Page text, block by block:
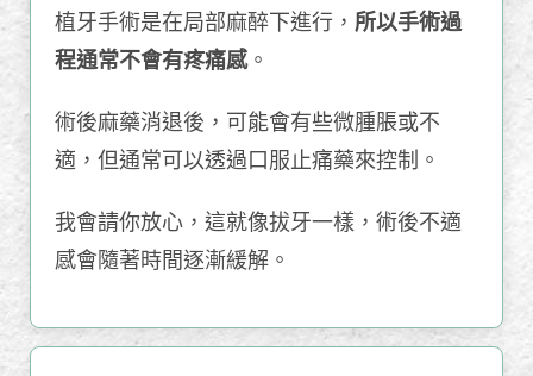
植牙手術是在局部麻醉下進行， 所以手術過
程通常不會有疼痛感。
術後麻藥消退後，可能會有些微腫脹或不
適，但通常可以透過口服止痛藥來控制。
我會請你放心，這就像拔牙一樣，術後不適
感會隨著時間逐漸緩解。